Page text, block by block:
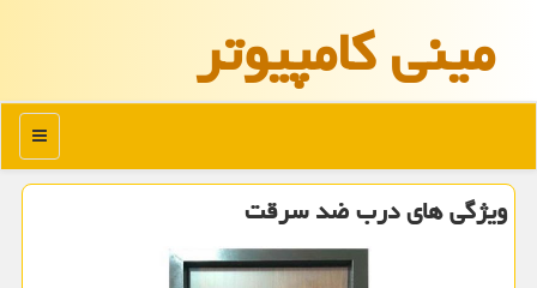
مینی كامپیوتر
منو
ویژگی های درب ضد سرقت